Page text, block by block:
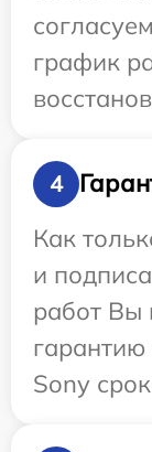
график
4
Как
и
работ Вы
гарантию
Sony